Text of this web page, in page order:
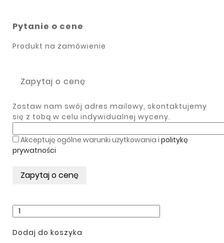
Pytanie o cene
Produkt na zamówienie
Zapytaj o cenę
Zostaw nam swój adres mailowy, skontaktujemy
się z tobą w celu indywidualnej wyceny.
Akceptuję ogólne warunki użytkowania i politykę
prywatności
Dodaj do koszyka